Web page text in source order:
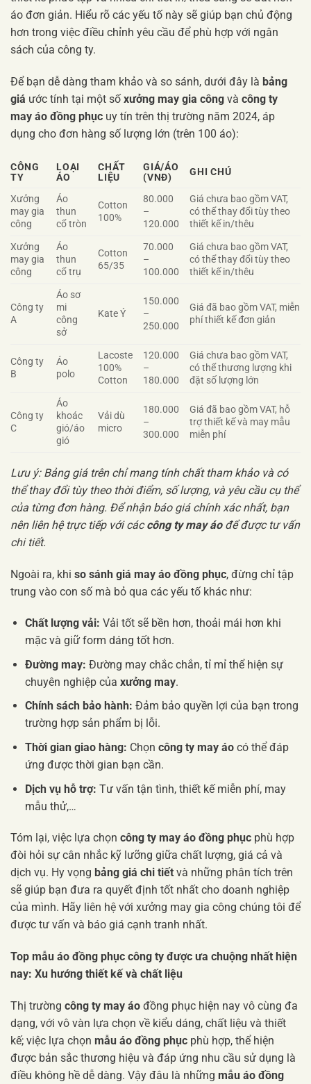
áo đơn giản. Hiểu rõ các yếu tố này sẽ giúp bạn chủ động
hơn trong việc điều chỉnh yêu cầu để phù hợp với ngân
sách của công ty.
Để bạn dễ dàng tham khảo và so sánh, dưới đây là bảng
giá ước tính tại một sốxưởng may gia công và công ty
may áo đồng phục uy tín trên thị trường năm 2024, áp
dụng cho đơn hàng số lượng lớn (trên 100 áo):
CÔNG
TY
LOẠI
ÁO
CHẤT
LIỆU
GIÁ/ÁO
(VNĐ)
GHI CHÚ
Xưởng
may gia
công
Áo
thun
cổ tròn
Cotton
100%
80.000
–
120.000
Giá chưa bao gồm VAT,
có thể thay đổi tùy theo
thiết kế in/thêu
Xưởng
may gia
công
Áo
thun
cổ trụ
Cotton
65/35
70.000
–
100.000
Giá chưa bao gồm VAT,
có thể thay đổi tùy theo
thiết kế in/thêu
Công ty
A
Áo sơ
mi
công
sở
Kate Ý
150.000
–
250.000
Giá đã bao gồm VAT, miễn
phí thiết kế đơn giản
Công ty
B
Áo
polo
Lacoste
100%
Cotton
120.000
–
180.000
Giá chưa bao gồm VAT,
có thể thương lượng khi
đặt số lượng lớn
Công ty
C
Áo
khoác
gió/áo
gió
Vải dù
micro
180.000
–
300.000
Giá đã bao gồm VAT, hỗ
trợ thiết kế và may mẫu
miễn phí
Lưu ý: Bảng giá trên chỉ mang tính chất tham khảo và có
thể thay đổi tùy theo thời điểm, số lượng, và yêu cầu cụ thể
của từng đơn hàng. Để nhận báo giá chính xác nhất, bạn
nên liên hệ trực tiếp với cáccông ty may áođể được tư vấn
chi tiết.
Ngoài ra, khi so sánh giá may áo đồng phục, đừng chỉ tập
trung vào con số mà bỏ qua các yếu tố khác như:
Chất lượng vải: Vải tốt sẽ bền hơn, thoải mái hơn khi
mặc và giữ form dáng tốt hơn.
Đường may: Đường may chắc chắn, tỉ mỉ thể hiện sự
chuyên nghiệp của xưởng may.
Chính sách bảo hành: Đảm bảo quyền lợi của bạn trong
trường hợp sản phẩm bị lỗi.
Thời gian giao hàng: Chọn công ty may áocó thể đáp
ứng được thời gian bạn cần.
Dịch vụ hỗ trợ: Tư vấn tận tình, thiết kế miễn phí, may
mẫu thử,…
Tóm lại, việc lựa chọn công ty may áo đồng phục phù hợp
đòi hỏi sự cân nhắc kỹ lưỡng giữa chất lượng, giá cả và
dịch vụ. Hy vọng bảng giá chi tiết và những phân tích trên
sẽ giúp bạn đưa ra quyết định tốt nhất cho doanh nghiệp
của mình. Hãy liên hệ với xưởng may gia công chúng tôi để
được tư vấn và báo giá cạnh tranh nhất.
Top mẫu áo đồng phục công ty được ưa chuộng nhất hiện
nay: Xu hướng thiết kế và chất liệu
Thị trường công ty may áo đồng phục hiện nay vô cùng đa
dạng, với vô vàn lựa chọn về kiểu dáng, chất liệu và thiết
kế; việc lựa chọn mẫu áo đồng phục phù hợp, thể hiện
được bản sắc thương hiệu và đáp ứng nhu cầu sử dụng là
điều không hề dễ dàng. Vậy đâu là những mẫu áo đồng